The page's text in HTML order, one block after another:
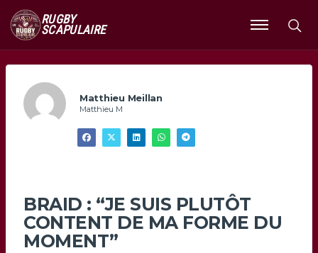
RUGBY
SCAPULAIRE
Ouvrir
le
Matthieu Meillan
Matthieu M
BRAID : “JE SUIS PLUTÔT
CONTENT DE MA FORME DU
MOMENT”